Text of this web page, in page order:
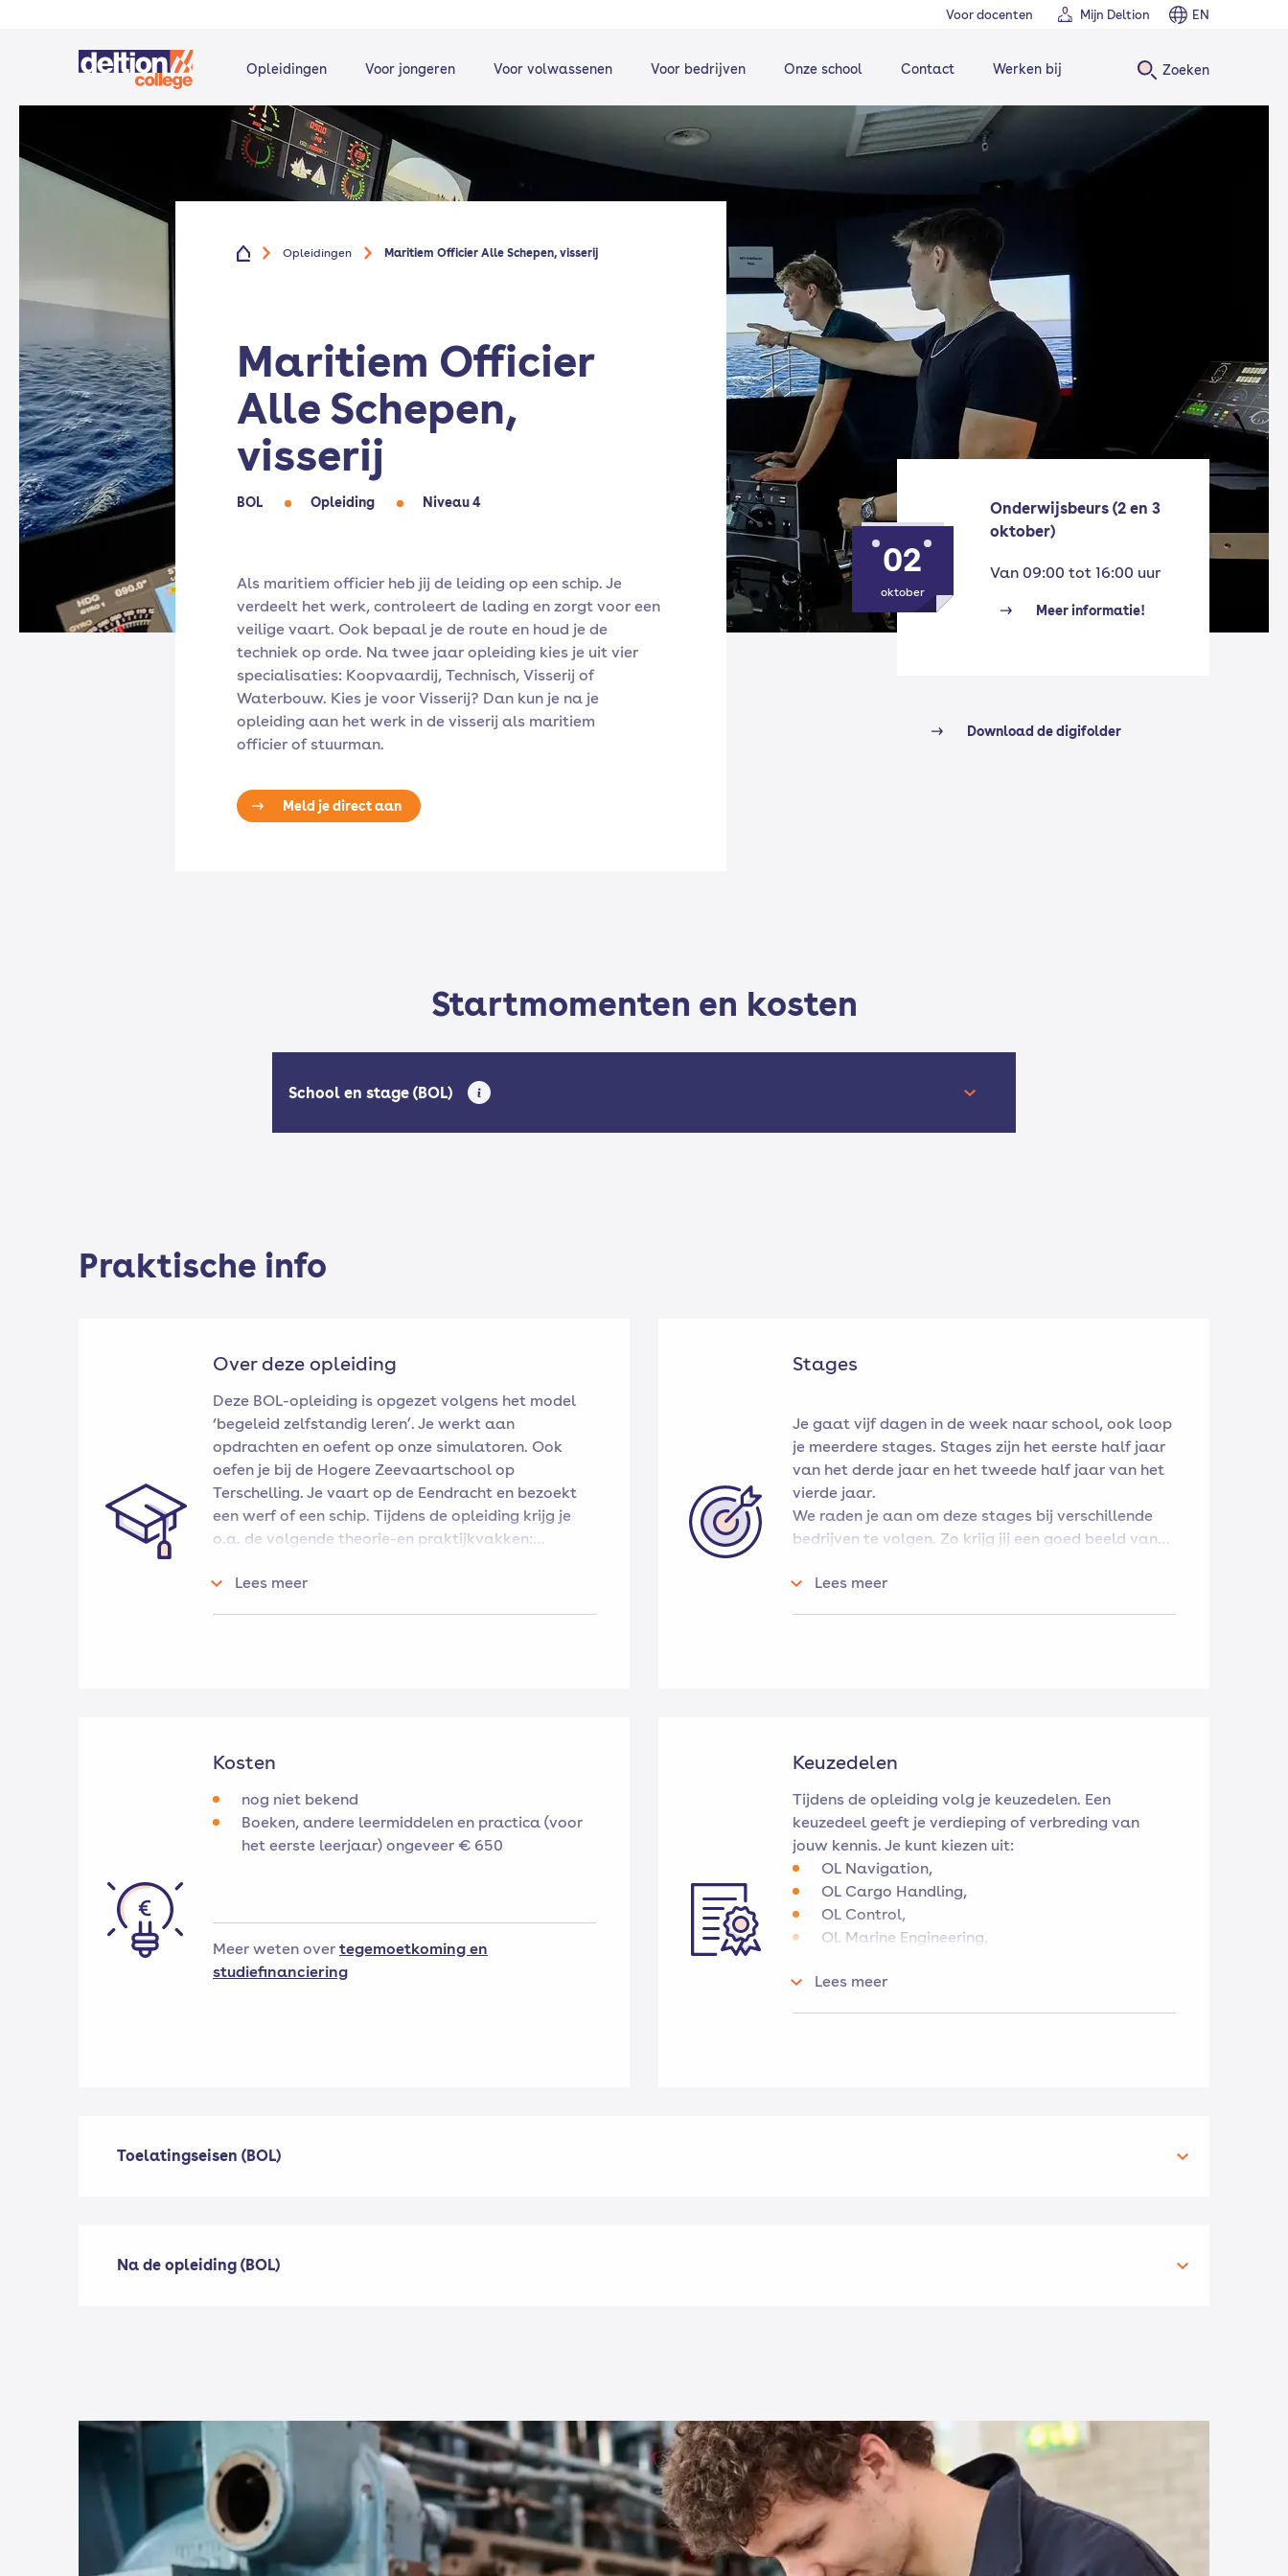
Voor docenten Mijn Deltion EN
Opleidingen Voor jongeren Voor volwassenen Voor bedrijven Onze school Contact Werken bij Zoeken
Opleidingen Maritiem Officier Alle Schepen, visserij
Maritiem Officier
Alle Schepen,
visserij
BOL Opleiding Niveau 4
Als maritiem officier heb jij de leiding op een schip. Je
verdeelt het werk, controleert de lading en zorgt voor een
veilige vaart. Ook bepaal je de route en houd je de
techniek op orde. Na twee jaar opleiding kies je uit vier
specialisaties: Koopvaardij, Technisch, Visserij of
Waterbouw. Kies je voor Visserij? Dan kun je na je
opleiding aan het werk in de visserij als maritiem
officier of stuurman.
Meld je direct aan
02
oktober
Onderwijsbeurs (2 en 3
oktober)
Van 09:00 tot 16:00 uur
Meer informatie!
Download de digifolder
Startmomenten en kosten
School en stage (BOL)
Praktische info
Over deze opleiding
Deze BOL-opleiding is opgezet volgens het model
‘begeleid zelfstandig leren’. Je werkt aan
opdrachten en oefent op onze simulatoren. Ook
oefen je bij de Hogere Zeevaartschool op
Terschelling. Je vaart op de Eendracht en bezoekt
een werf of een schip. Tijdens de opleiding krijg je
o.a. de volgende theorie-en praktijkvakken:
Meteorologie.
De specialisaties (uitstroomrichtingen) waterbouw
Lees meer
Stages
Je gaat vijf dagen in de week naar school, ook loop
je meerdere stages. Stages zijn het eerste half jaar
van het derde jaar en het tweede half jaar van het
vierde jaar.
We raden je aan om deze stages bij verschillende
bedrijven te volgen. Zo krijg jij een goed beeld van
Lees meer
Kosten
nog niet bekend
Boeken, andere leermiddelen en practica (voor
het eerste leerjaar) ongeveer € 650
Meer weten over tegemoetkoming en
studiefinanciering
Keuzedelen
Tijdens de opleiding volg je keuzedelen. Een
keuzedeel geeft je verdieping of verbreding van
jouw kennis. Je kunt kiezen uit:
OL Navigation,
OL Cargo Handling,
OL Control,
OL Marine Engineering,
OL Maintenance & repair
Lees meer
Toelatingseisen (BOL)
Na de opleiding (BOL)